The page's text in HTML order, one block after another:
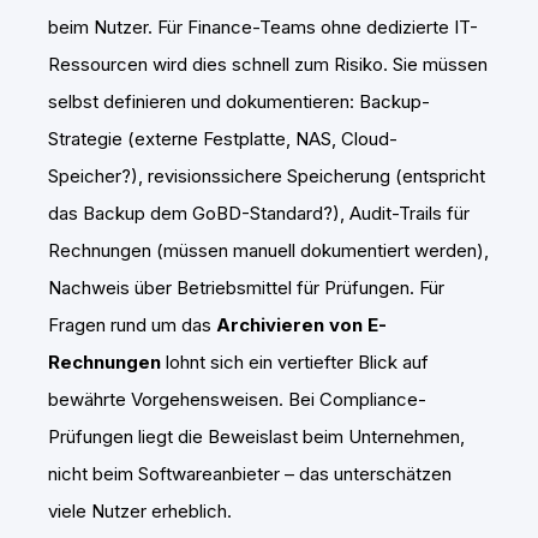
beim Nutzer. Für Finance-Teams ohne dedizierte IT-
Ressourcen wird dies schnell zum Risiko. Sie müssen
selbst definieren und dokumentieren: Backup-
Strategie (externe Festplatte, NAS, Cloud-
Speicher?), revisionssichere Speicherung (entspricht
das Backup dem GoBD-Standard?), Audit-Trails für
Rechnungen (müssen manuell dokumentiert werden),
Nachweis über Betriebsmittel für Prüfungen. Für
Fragen rund um das Archivieren von E-
Rechnungen lohnt sich ein vertiefter Blick auf
bewährte Vorgehensweisen. Bei Compliance-
Prüfungen liegt die Beweislast beim Unternehmen,
nicht beim Softwareanbieter – das unterschätzen
viele Nutzer erheblich.